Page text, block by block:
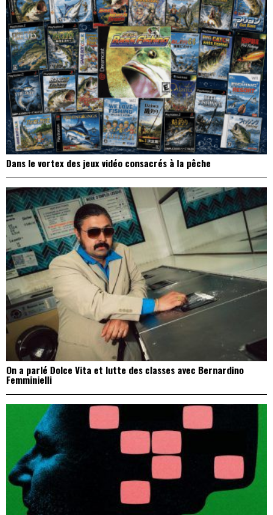
Dans le vortex des jeux vidéo consacrés à la pêche
On a parlé Dolce Vita et lutte des classes avec Bernardino
Femminielli